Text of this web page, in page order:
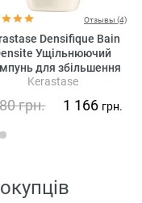
Отзывы (4)
Densifique Bain
Ущільнюючий
для збільшення
густоти волосся
Kerastase
грн. 1 166 грн.